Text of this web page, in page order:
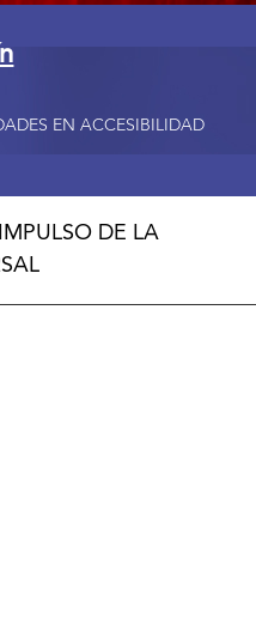
EN ACCESIBILIDAD
DE LA